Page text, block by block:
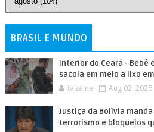
BRASIL E MUNDO
Interior do Ceará - Bebê
sacola em meio a lixo
tv zaine Aug 02, 2026
Justiça da Bolívia
terrorismo e bloqueios